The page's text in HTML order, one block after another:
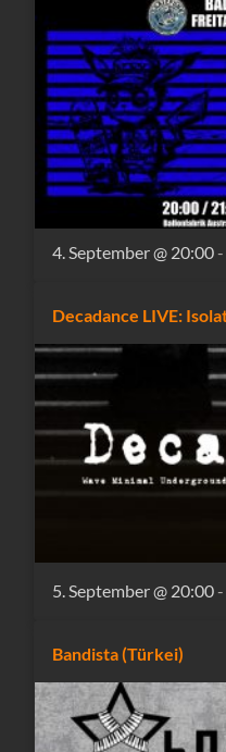
4. September @ 20:00
Decadance LIVE:
5. September @ 20:00
Bandista (Türkei)